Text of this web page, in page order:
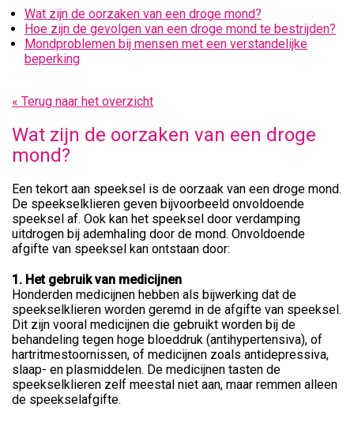
Wat zijn de oorzaken van een droge mond?
Hoe zijn de gevolgen van een droge mond te bestrijden?
Mondproblemen bij mensen met een verstandelijke
beperking
« Terug naar het overzicht
Wat zijn de oorzaken van een droge
mond?
Een tekort aan speeksel is de oorzaak van een droge mond.
De speekselklieren geven bijvoorbeeld onvoldoende
speeksel af. Ook kan het speeksel door verdamping
uitdrogen bij ademhaling door de mond. Onvoldoende
afgifte van speeksel kan ontstaan door:
1. Het gebruik van medicijnen
Honderden medicijnen hebben als bijwerking dat de
speekselklieren worden geremd in de afgifte van speeksel.
Dit zijn vooral medicijnen die gebruikt worden bij de
behandeling tegen hoge bloeddruk (antihypertensiva), of
hartritmestoornissen, of medicijnen zoals antidepressiva,
slaap- en plasmiddelen. De medicijnen tasten de
speekselklieren zelf meestal niet aan, maar remmen alleen
de speekselafgifte.